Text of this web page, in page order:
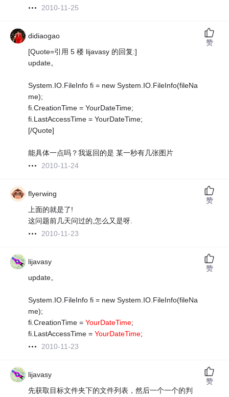
2010-11-25
didiaogao
[Quote=引用 5 楼 lijavasy 的回复:]
update。
System.IO.FileInfo fi = new System.IO.FileInfo(fileNa
me);
fi.CreationTime = YourDateTime;
fi.LastAccessTime = YourDateTime;
[/Quote]
能具体一点吗？我返回的是 某一秒有几张图片
2010-11-24
赞
flyerwing
上面的就是了!
这问题前几天问过的,怎么又是呀.
2010-11-23
赞
lijavasy
update。
System.IO.FileInfo fi = new System.IO.FileInfo(fileNa
me);
fi.CreationTime =YourDateTime;
fi.LastAccessTime =YourDateTime;
2010-11-23
赞
lijavasy
先获取目标文件夹下的文件列表，然后一个一个的判
赞